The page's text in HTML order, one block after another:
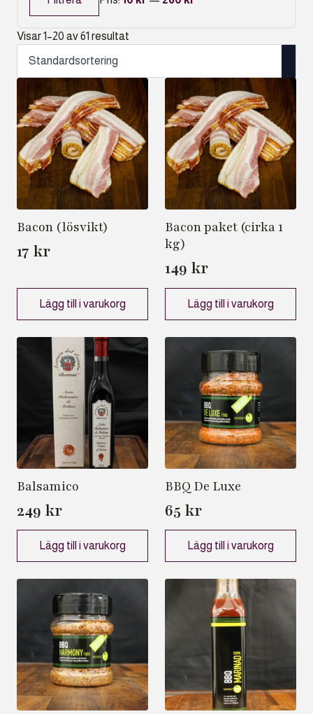
Visar 1–20 av 61 resultat
Bacon (lösvikt)
17 kr
Lägg till i varukorg
Bacon paket (cirka 1
kg)
149 kr
Lägg till i varukorg
Balsamico
249 kr
Lägg till i varukorg
BBQ De Luxe
65 kr
Lägg till i varukorg